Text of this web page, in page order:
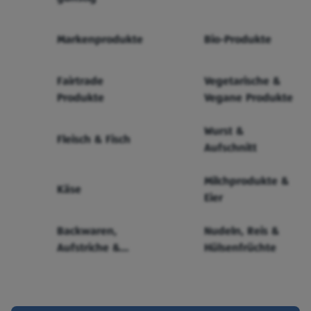
Markenprodukte Bio-Produkte
Fairtrade
Produkte
Vegetarische &
Vegane Produkte
Fleisch & Fisch
Wurst &
Aufschnitt
Käse
Milchprodukte &
Eier
Backwaren,
Aufstriche &
Nudeln, Reis &
Hülsenfrüchte